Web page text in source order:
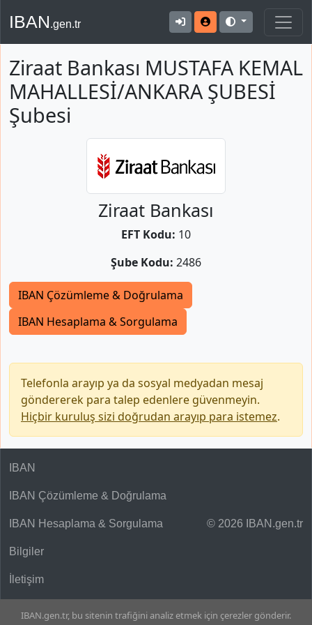
IBAN.gen.tr
Ziraat Bankası MUSTAFA KEMAL
MAHALLESİ/ANKARA ŞUBESİ
Şubesi
Ziraat Bankası
EFT Kodu: 10
Şube Kodu: 2486
IBAN Çözümleme & Doğrulama
IBAN Hesaplama & Sorgulama
Telefonla arayıp ya da sosyal medyadan mesaj
göndererek para talep edenlere güvenmeyin.
Hiçbir kuruluş sizi doğrudan arayıp para istemez.
© 2026 IBAN.gen.tr
IBAN
IBAN Çözümleme & Doğrulama
IBAN Hesaplama & Sorgulama
Bilgiler
İletişim
IBAN.gen.tr, bu sitenin trafiğini analiz etmek için çerezler gönderir.